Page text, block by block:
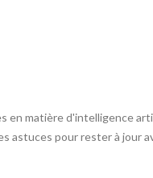
en matière d'intelligence
astuces pour rester à jour